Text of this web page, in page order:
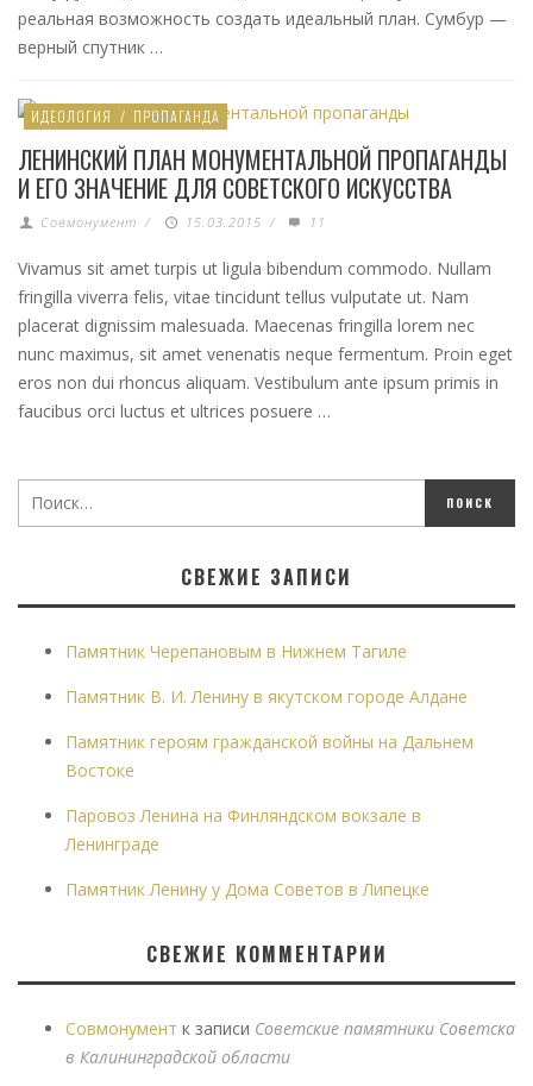
реальная возможность создать идеальный план. Сумбур —
верный спутник …
ИДЕОЛОГИЯ / ПРОПАГАНДА
ЛЕНИНСКИЙ ПЛАН МОНУМЕНТАЛЬНОЙ ПРОПАГАНДЫ
И ЕГО ЗНАЧЕНИЕ ДЛЯ СОВЕТСКОГО ИСКУССТВА
Совмонумент / 15.03.2015 / 11
Vivamus sit amet turpis ut ligula bibendum commodo. Nullam
fringilla viverra felis, vitae tincidunt tellus vulputate ut. Nam
placerat dignissim malesuada. Maecenas fringilla lorem nec
nunc maximus, sit amet venenatis neque fermentum. Proin eget
eros non dui rhoncus aliquam. Vestibulum ante ipsum primis in
faucibus orci luctus et ultrices posuere …
СВЕЖИЕ ЗАПИСИ
Памятник Черепановым в Нижнем Тагиле
Памятник В. И. Ленину в якутском городе Алдане
Памятник героям гражданской войны на Дальнем
Востоке
Паровоз Ленина на Финляндском вокзале в
Ленинграде
Памятник Ленину у Дома Советов в Липецке
СВЕЖИЕ КОММЕНТАРИИ
Совмонумент к записи Советские памятники Советска
в Калининградской области